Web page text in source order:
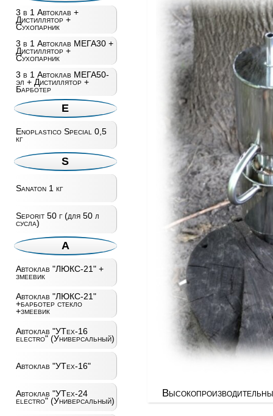
3 в 1 Автоклав +
Дистиллятор +
Сухопарник
3 в 1 Автоклав МЕГА30 +
Дистиллятор +
Сухопарник
3 в 1 Автоклав МЕГА50-
эл + Дистиллятор +
Барботер
E
Enoplastico Special 0,5
кг
S
Sanaton 1 кг
Seporit 50 г (для 50 л
сусла)
А
Автоклав "ЛЮКС-21" +
змеевик
Автоклав "ЛЮКС-21"
+барботер стекло
+змеевик
Автоклав "УТех-16
electro" (Универсальный)
Автоклав "УТех-16"
Автоклав "УТех-24
electro" (Универсальный)